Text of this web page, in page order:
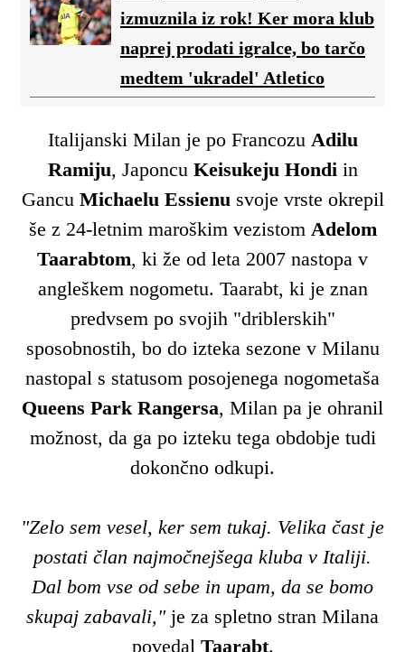
izmuznila iz rok! Ker mora klub
naprej prodati igralce, bo tarčo
medtem 'ukradel' Atletico
Italijanski Milan je po Francozu Adilu
Ramiju, Japoncu Keisukeju Hondi in
Gancu Michaelu Essienu svoje vrste okrepil
še z 24-letnim maroškim vezistom Adelom
Taarabtom, ki že od leta 2007 nastopa v
angleškem nogometu. Taarabt, ki je znan
predvsem po svojih "driblerskih"
sposobnostih, bo do izteka sezone v Milanu
nastopal s statusom posojenega nogometaša
Queens Park Rangersa, Milan pa je ohranil
možnost, da ga po izteku tega obdobje tudi
dokončno odkupi.
"Zelo sem vesel, ker sem tukaj. Velika čast je
postati član najmočnejšega kluba v Italiji.
Dal bom vse od sebe in upam, da se bomo
skupaj zabavali,"je za spletno stran Milana
povedal Taarabt.